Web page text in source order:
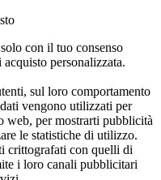
con il tuo consenso
personalizzata.
sul loro comportamento
vengono utilizzati per
web, per mostrarti pubblicità
le statistiche di utilizzo.
crittografati con quelli di
i loro canali pubblicitari